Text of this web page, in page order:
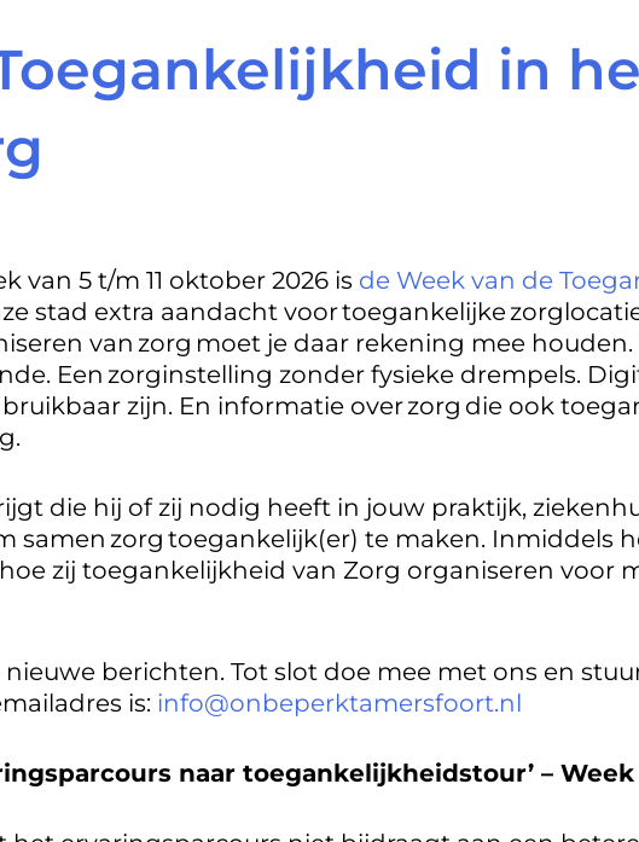
in
van 5 t/m 11 oktober 2026 is de Week van de
stad extra aandacht voor toegankelijke
van zorg moet je daar rekening mee
Een zorginstelling zonder fysieke drempels.
zijn. En informatie over zorg die ook
die hij of zij nodig heeft in jouw praktijk,
samen zorg toegankelijk(er) te maken. Inmiddels
zij toegankelijkheid van Zorg organiseren voor
berichten. Tot slot doe mee met ons en
is: info@onbeperktamersfoort.nl
naar toegankelijkheidstour’ –